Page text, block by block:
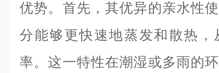
优势。首先，其优异的亲水性
分能够更快速地蒸发和散热，
率。这一特性在潮湿或多雨的